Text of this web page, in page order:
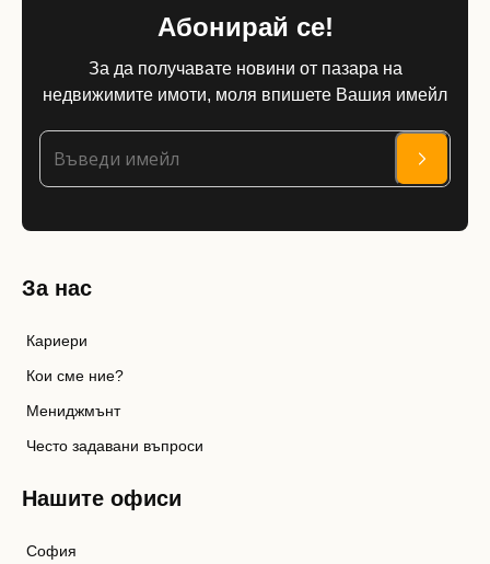
Абонирай се!
За да получавате новини от пазара на
недвижимите имоти, моля впишете Вашия имейл
За нас
Кариери
Кои сме ние?
Мениджмънт
Често задавани въпроси
Нашите офиси
София